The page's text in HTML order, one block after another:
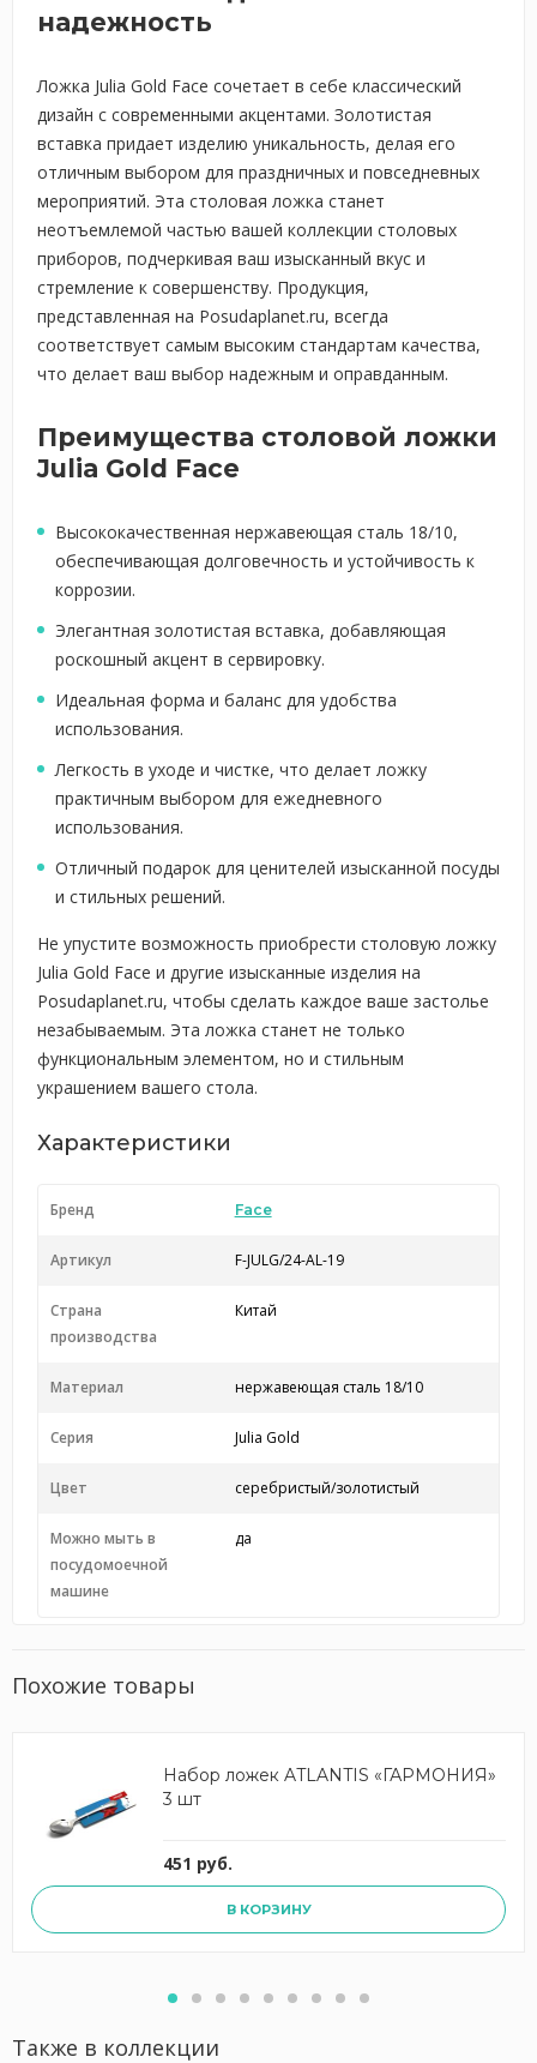
надежность
Ложка Julia Gold Face сочетает в себе классический
дизайн с современными акцентами. Золотистая
вставка придает изделию уникальность, делая его
отличным выбором для праздничных и повседневных
мероприятий. Эта столовая ложка станет
неотъемлемой частью вашей коллекции столовых
приборов, подчеркивая ваш изысканный вкус и
стремление к совершенству. Продукция,
представленная на Posudaplanet.ru, всегда
соответствует самым высоким стандартам качества,
что делает ваш выбор надежным и оправданным.
Преимущества столовой ложки
Julia Gold Face
Высококачественная нержавеющая сталь 18/10,
обеспечивающая долговечность и устойчивость к
коррозии.
Элегантная золотистая вставка, добавляющая
роскошный акцент в сервировку.
Идеальная форма и баланс для удобства
использования.
Легкость в уходе и чистке, что делает ложку
практичным выбором для ежедневного
использования.
Отличный подарок для ценителей изысканной посуды
и стильных решений.
Не упустите возможность приобрести столовую ложку
Julia Gold Face и другие изысканные изделия на
Posudaplanet.ru, чтобы сделать каждое ваше застолье
незабываемым. Эта ложка станет не только
функциональным элементом, но и стильным
украшением вашего стола.
Характеристики
Бренд Face
Артикул F-JULG/24-AL-19
Страна
производства
Китай
Материал нержавеющая сталь 18/10
Серия Julia Gold
Цвет серебристый/золотистый
Можно мыть в
посудомоечной
машине
да
Похожие товары
Набор ложек ATLANTIS «ГАРМОНИЯ»
3 шт
451 руб.
В КОРЗИНУ
Также в коллекции